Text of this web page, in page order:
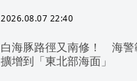
2026.08.07 22:40
白海豚路徑又南修！ 海警
擴增到「東北部海面」